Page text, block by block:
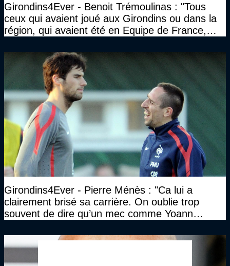
Girondins4Ever - Benoit Trémoulinas : "Tous
ceux qui avaient joué aux Girondins ou dans la
région, qui avaient été en Equipe de France,
Girondins4Ever - Pierre Ménès : "Ca lui a
clairement brisé sa carrière. On oublie trop
souvent de dire qu’un mec comme Yoann